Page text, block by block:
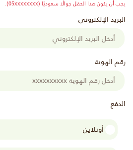
يجب أن يكون هذا الحقل جوالًا سعوديًا (05xxxxxxxx).
البريد الإلكتروني
رقم الهوية
الدفع
أونلاين